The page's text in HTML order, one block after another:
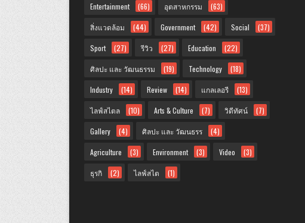
Entertainment (66) อุตสาหกรรม (63)
สิ่งแวดล้อม (44) Government (42) Social (37)
Sport (27) รีวิว (27) Education (22)
ศิลปะ และ วัฒนธรรม (19) Technology (18)
Industry (14) Review (14) แกลเลอรี (13)
ไลฟ์สไตล (10) Arts & Culture (7) วิดีทัศน์ (7)
Gallery (4) ศิลปะ และ วัฒนธรร (4)
Agriculture (3) Environment (3) Video (3)
ธุรกิ (2) ไลฟ์สไต (1)